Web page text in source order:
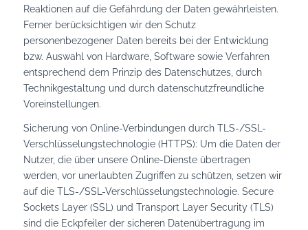
Reaktionen auf die Gefährdung der Daten gewährleisten.
Ferner berücksichtigen wir den Schutz
personenbezogener Daten bereits bei der Entwicklung
bzw. Auswahl von Hardware, Software sowie Verfahren
entsprechend dem Prinzip des Datenschutzes, durch
Technikgestaltung und durch datenschutzfreundliche
Voreinstellungen.
Sicherung von Online-Verbindungen durch TLS-/SSL-
Verschlüsselungstechnologie (HTTPS): Um die Daten der
Nutzer, die über unsere Online-Dienste übertragen
werden, vor unerlaubten Zugriffen zu schützen, setzen wir
auf die TLS-/SSL-Verschlüsselungstechnologie. Secure
Sockets Layer (SSL) und Transport Layer Security (TLS)
sind die Eckpfeiler der sicheren Datenübertragung im